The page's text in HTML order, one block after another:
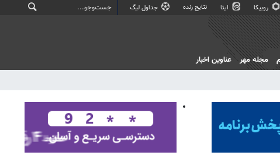
روبیکا ایتا نتایج زنده جداول لیگ
مجله مهر عناوین اخبار